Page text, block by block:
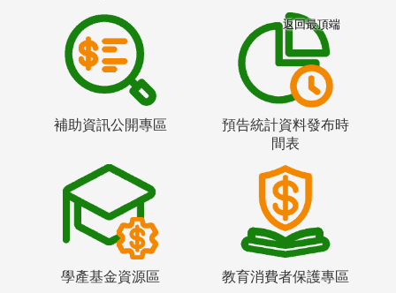
補助資訊公開專區
預告統計資料發布時
間表
學產基金資源區 教育消費者保護專區
返回最頂端